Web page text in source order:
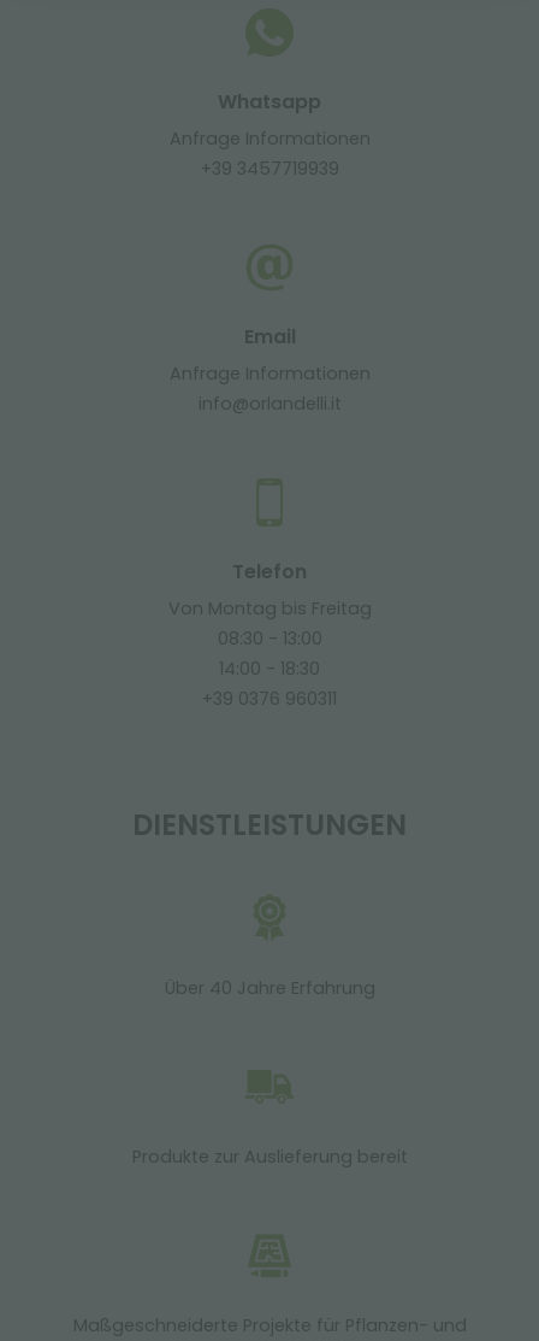
Whatsapp
Anfrage Informationen
+39 3457719939
Email
Anfrage Informationen
info@orlandelli.it
Telefon
Von Montag bis Freitag
08:30 - 13:00
14:00 - 18:30
+39 0376 960311
DIENSTLEISTUNGEN
Über 40 Jahre Erfahrung
Produkte zur Auslieferung bereit
Maßgeschneiderte Projekte für Pflanzen- und